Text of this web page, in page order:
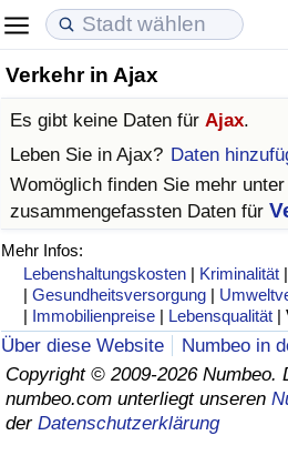
Verkehr in Ajax
Es gibt keine Daten für Ajax.
Leben Sie in Ajax? Daten
Womöglich finden Sie mehr
zusammengefassten Daten für
Mehr Infos:
Lebenshaltungskosten | Kriminalität |
|Gesundheitsversorgung |
| Immobilienpreise | Lebensqualität |
Über diese Website
Numbeo in
Copyright © 2009-2026 Numbeo.
numbeo.com unterliegt unseren
der Datenschutzerklärung
Lebenshaltungskosten
Lebenshaltungskosten-Index
Lebenshaltungskosten-Index
in Akaba
Immobilienpreise
Immobilienpreis-Index
Immobilienpreis-Index nach Land
Lebensqualität
Lebensqualität-Index (aktuell)
Lebensqualitätsindex nach Land
Kriminalität
Kriminalitäts-Index (aktuell)
Kriminalitäts-Index